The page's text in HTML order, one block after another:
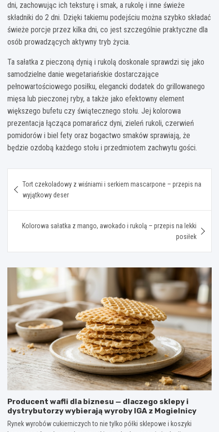
dni, zachowując ich teksturę i smak, a rukolę i inne świeże
składniki do 2 dni. Dzięki takiemu podejściu można szybko składać
świeże porcje przez kilka dni, co jest szczególnie praktyczne dla
osób prowadzących aktywny tryb życia.
Ta sałatka z pieczoną dynią i rukolą doskonale sprawdzi się jako
samodzielne danie wegetariańskie dostarczające
pełnowartościowego posiłku, elegancki dodatek do grillowanego
mięsa lub pieczonej ryby, a także jako efektowny element
większego bufetu czy świątecznego stołu. Jej kolorowa
prezentacja łącząca pomarańcz dyni, zieleń rukoli, czerwień
pomidorów i biel fety oraz bogactwo smaków sprawiają, że
będzie ozdobą każdego stołu i przedmiotem zachwytu gości.
wpisu
Tort czekoladowy z wiśniami i serkiem mascarpone – przepis na
wyjątkowy deser
Kolorowa sałatka z mango, awokado i rukolą – przepis na lekki
posiłek
Producent wafli dla biznesu — dlaczego sklepy i
dystrybutorzy wybierają wyroby IGA z Mogielnicy
Rynek wyrobów cukierniczych to nie tylko półki sklepowe i koszyki